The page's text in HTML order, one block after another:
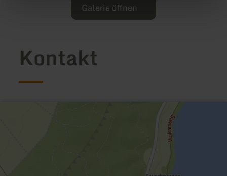
Galerie öffnen
Kontakt